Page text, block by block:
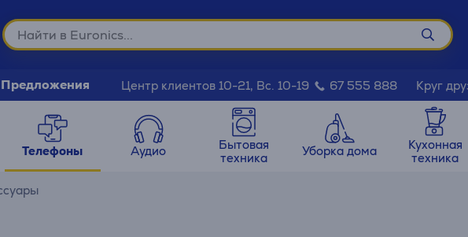
Предложения Центр клиентов 10-21, Вс. 10-19 67 555 888 Круг
Телефоны Аудио
Бытовая
техника
Уборка дома
Кухонная
техника